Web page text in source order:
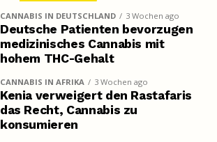
CANNABIS IN DEUTSCHLAND 3 Wochen ago
Deutsche Patienten bevorzugen
medizinisches Cannabis mit
hohem THC-Gehalt
CANNABIS IN AFRIKA 3 Wochen ago
Kenia verweigert den Rastafaris
das Recht, Cannabis zu
konsumieren